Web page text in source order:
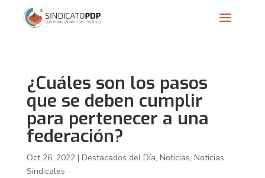
¿Cuáles son los pasos
que se deben cumplir
para pertenecer a una
federación?
Oct 26, 2022| Destacados del Día, Noticias, Noticias
Sindicales